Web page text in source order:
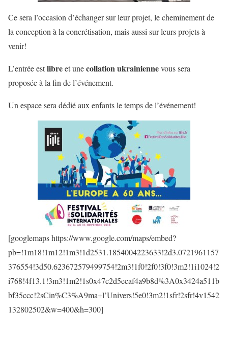
Ce sera l’occasion d’échanger sur leur projet, le cheminement de
la conception à la concrétisation, mais aussi sur leurs projets à
venir!
L’entrée estlibreet unecollation ukrainiennevous sera
proposée à la fin de l’événement.
Un espace sera dédié aux enfants le temps de l’événement!
[googlemaps https://www.google.com/maps/embed?
pb=!1m18!1m12!1m3!1d2531.1854004223633!2d3.0721961157
376554!3d50.623672579499754!2m3!1f0!2f0!3f0!3m2!1i1024!2
i768!4f13.1!3m3!1m2!1s0x47c2d5ecaf4a9b8d%3A0x3424a511b
bf35ccc!2sCin%C3%A9ma+l’Univers!5e0!3m2!1sfr!2sfr!4v1542
132802502&w=400&h=300]